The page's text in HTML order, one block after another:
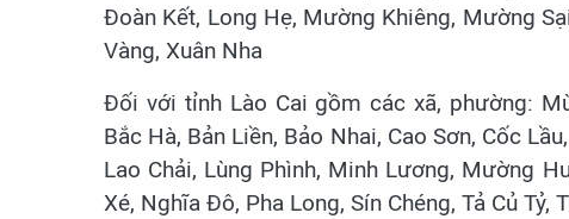
Đoàn Kết, Long Hẹ, Mường Khiêng, Mường
Vàng, Xuân Nha
Đối với tỉnh Lào Cai gồm các xã, phường:
Bắc Hà, Bản Liền, Bảo Nhai, Cao Sơn, Cốc
Lao Chải, Lùng Phình, Minh Lương, Mường
Xé, Nghĩa Đô, Pha Long, Sín Chéng, Tả Củ Tỷ,